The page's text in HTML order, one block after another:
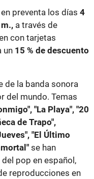
preventa los días 4
a través de
con tarjetas
un 15 % de descuento
de la banda sonora
del mundo. Temas
"La Playa", "20
de Trapo",
"El Último
se han
pop en español,
reproducciones en